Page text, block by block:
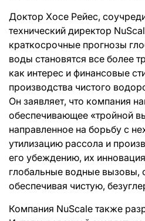
Доктор Хосе Рейес,
технический директор
краткосрочные прогнозы
воды становятся все более
как интерес и финансовые
производства чистого
Он заявляет, что компания
обеспечивающее «тройной
направленное на борьбу с
утилизацию рассола и
его убеждению, их
глобальные водные вызовы,
обеспечивая чистую,
Компания NuScale также